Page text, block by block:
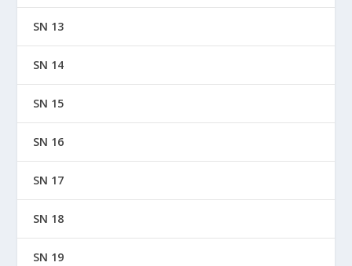
SN 13
SN 14
SN 15
SN 16
SN 17
SN 18
SN 19